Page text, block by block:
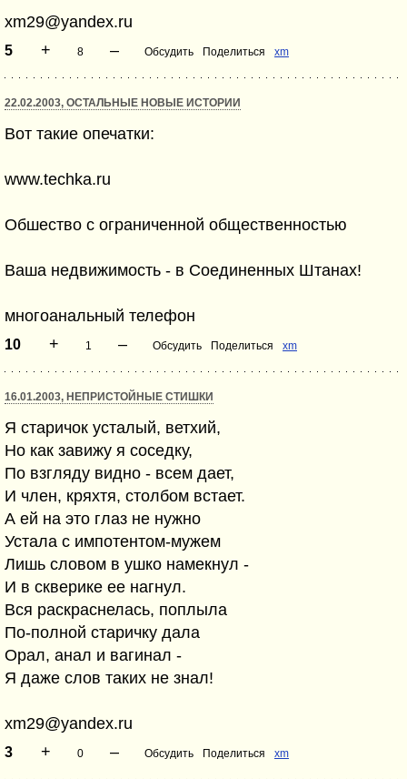
xm29@yandex.ru
5 + 8 – Обсудить Поделиться xm
22.02.2003, ОСТАЛЬНЫЕ НОВЫЕ ИСТОРИИ
Вот такие опечатки:
www.techka.ru
Обшество с ограниченной общественностью
Ваша недвижимость - в Соединенных Штанах!
многоанальный телефон
10 + 1 – Обсудить Поделиться xm
16.01.2003, НЕПРИСТОЙНЫЕ СТИШКИ
Я старичок усталый, ветхий,
Но как завижу я соседку,
По взгляду видно - всем дает,
И член, кряхтя, столбом встает.
А ей на это глаз не нужно
Устала с импотентом-мужем
Лишь словом в ушко намекнул -
И в скверике ее нагнул.
Вся раскраснелась, поплыла
По-полной старичку дала
Орал, анал и вагинал -
Я даже слов таких не знал!
xm29@yandex.ru
3 + 0 – Обсудить Поделиться xm